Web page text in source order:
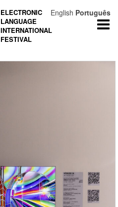
ELECTRONIC
LANGUAGE
INTERNATIONAL
FESTIVAL
English Português